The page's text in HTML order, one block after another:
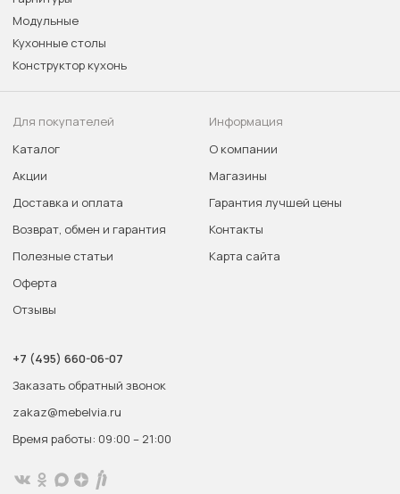
Модульные
Кухонные столы
Конструктор кухонь
Для покупателей
Каталог
Акции
Доставка и оплата
Возврат, обмен и гарантия
Полезные статьи
Оферта
Отзывы
Информация
О компании
Магазины
Гарантия лучшей цены
Контакты
Карта сайта
+7 (495) 660-06-07
Заказать обратный звонок
zakaz@mebelvia.ru
Время работы: 09:00 – 21:00